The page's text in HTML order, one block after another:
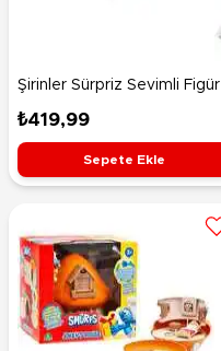
Şirinler Sürpriz Sevimli Figür
₺419,99
Sepete Ekle